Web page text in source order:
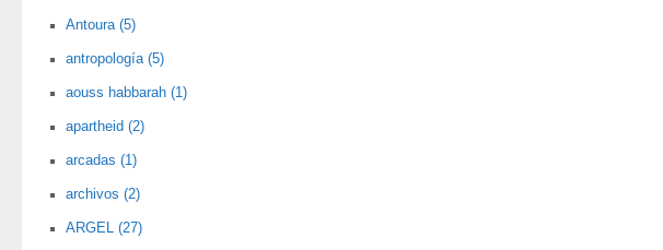
Antoura (5)
antropología (5)
aouss habbarah (1)
apartheid (2)
arcadas (1)
archivos (2)
ARGEL (27)